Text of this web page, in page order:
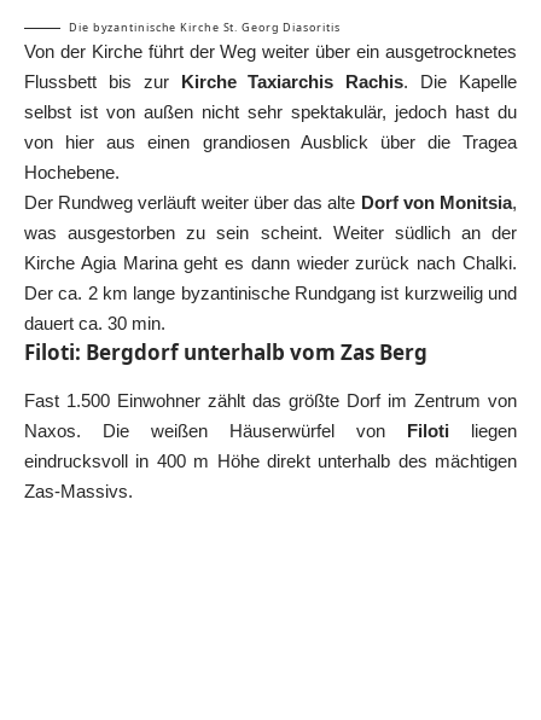
Die byzantinische Kirche St. Georg Diasoritis
Von der Kirche führt der Weg weiter über ein ausgetrocknetes
Flussbett bis zur Kirche Taxiarchis Rachis. Die Kapelle
selbst ist von außen nicht sehr spektakulär, jedoch hast du
von hier aus einen grandiosen Ausblick über die Tragea
Hochebene.
Der Rundweg verläuft weiter über das alte Dorf von Monitsia,
was ausgestorben zu sein scheint. Weiter südlich an der
Kirche Agia Marina geht es dann wieder zurück nach Chalki.
Der ca. 2 km lange byzantinische Rundgang ist kurzweilig und
dauert ca. 30 min.
Filoti: Bergdorf unterhalb vom Zas Berg
Fast 1.500 Einwohner zählt das größte Dorf im Zentrum von
Naxos. Die weißen Häuserwürfel von Filoti liegen
eindrucksvoll in 400 m Höhe direkt unterhalb des mächtigen
Zas-Massivs.